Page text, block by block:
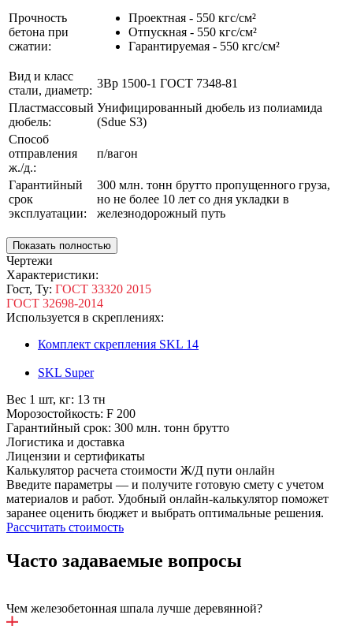
Прочность
бетона при
сжатии:
Проектная - 550 кгс/см²
Отпускная - 550 кгс/см²
Гарантируемая - 550 кгс/см²
Вид и класс
стали, диаметр:
3Вр 1500-1 ГОСТ 7348-81
Пластмассовый
дюбель:
Унифицированный дюбель из полиамида
(Sdue S3)
Способ
отправления
ж./д.:
п/вагон
Гарантийный
срок
эксплуатации:
300 млн. тонн брутто пропущенного груза,
но не более 10 лет со дня укладки в
железнодорожный путь
Показать полностью
Чертежи
Характеристики:
Гост, Ту: ГОСТ 33320 2015
ГОСТ 32698-2014
Используется в скреплениях:
Комплект скрепления SKL 14
SKL Super
Вес 1 шт, кг: 13 тн
Морозостойкость: F 200
Гарантийный срок: 300 млн. тонн брутто
Логистика и доставка
Лицeнзии и cepтификaты
Калькулятор расчета стоимости Ж/Д пути онлайн
Введите параметры — и получите готовую смету с учетом
материалов и работ. Удобный онлайн-калькулятор поможет
заранее оценить бюджет и выбрать оптимальные решения.
Рассчитать стоимость
Часто задаваемые вопросы
Чем железобетонная шпала лучше деревянной?